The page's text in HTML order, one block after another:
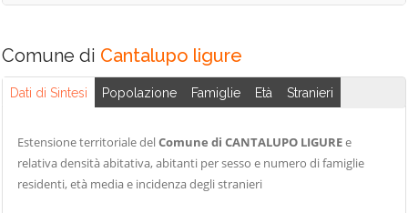
Bosio
Brignano-
Frascata
Camagna
Monferrato
Camino
Malvicino
Masio
Melazzo
Mirabello
Monferrato
Monferrato
Curone
Sant'Agata Fossili
Sardigliano
Comune di Cantalupo ligure
Dati di Sintesi Popolazione Famiglie Età Stranieri
Estensione territoriale delComune di CANTALUPO LIGUREe
relativa densità abitativa, abitanti per sesso e numero di famiglie
residenti, età media e incidenza degli stranieri